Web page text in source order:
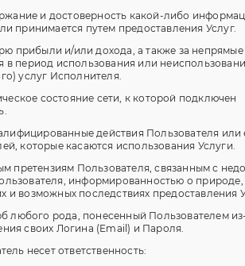
и достоверность какой-либо
принимается путем предоставления Услуг.
прибыли и/или дохода, а также за
в период использования или
услуг Исполнителя.
состояние сети, к которой подключен
действия Пользователя или
которые касаются использования Услуги.
претензиям Пользователя, связанным с
информированностью о природе,
и возможных последствиях предоставления
любого рода, понесенный Пользователем
своих Логина (Email) и Пароля.
несет ответственность: